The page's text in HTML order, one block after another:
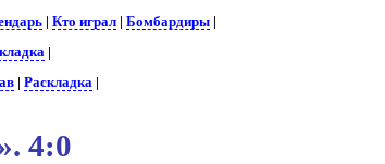
|Кто играл |Бомбардиры
|
|Раскладка |
4:0